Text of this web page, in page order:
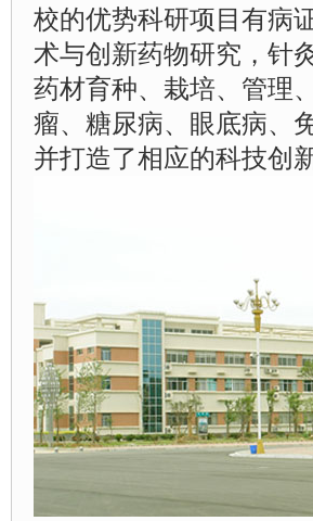
校的优势科研项目有病
术与创新药物研究，
药材育种、栽培、管理
瘤、糖尿病、眼底病、
并打造了相应的科技创